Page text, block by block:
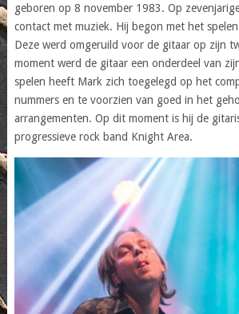
geboren op 8 november 1983. Op
contact met muziek. Hij begon met het
Deze werd omgeruild voor de gitaar op zijn
moment werd de gitaar een onderdeel van
spelen heeft Mark zich toegelegd op het
nummers en te voorzien van goed in het
arrangementen. Op dit moment is hij de
progressieve rock band Knight Area.